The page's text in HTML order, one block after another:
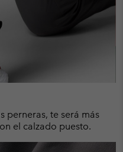
perneras, te será más
el calzado puesto.